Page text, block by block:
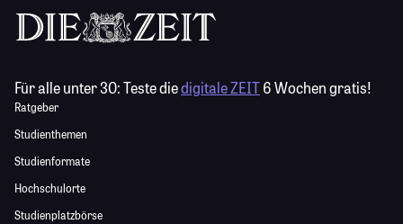
Für alle unter 30:Teste diedigitale ZEIT6 Wochen gratis!
Ratgeber
Studienthemen
Studienformate
Hochschulorte
Studienplatzbörse